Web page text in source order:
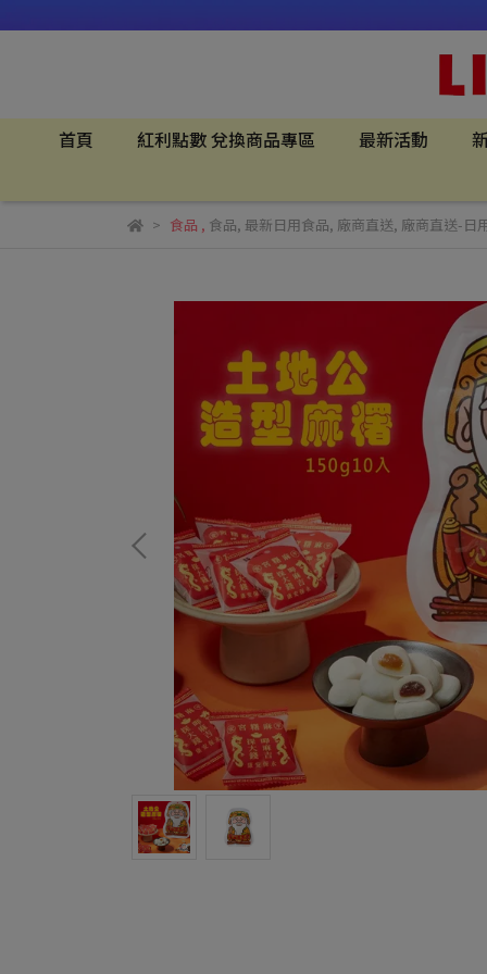
首頁 紅利點數 兌換商品專區 最新活動
食品 , 食品, 最新日用食品, 廠商直送, 廠商直送-日